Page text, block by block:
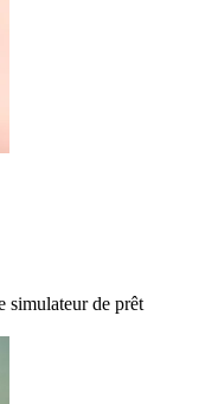
simulateur de prêt